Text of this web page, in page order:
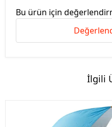
Bu ürün için
İlgili